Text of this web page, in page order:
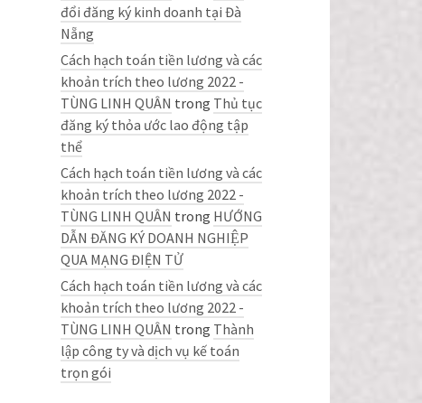
đổi đăng ký kinh doanh tại Đà
Nẵng
Cách hạch toán tiền lương và các
khoản trích theo lương 2022 -
TÙNG LINH QUÂN trong Thủ tục
đăng ký thỏa ước lao động tập
thể
Cách hạch toán tiền lương và các
khoản trích theo lương 2022 -
TÙNG LINH QUÂN trong HƯỚNG
DẪN ĐĂNG KÝ DOANH NGHIỆP
QUA MẠNG ĐIỆN TỬ
Cách hạch toán tiền lương và các
khoản trích theo lương 2022 -
TÙNG LINH QUÂN trong Thành
lập công ty và dịch vụ kế toán
trọn gói